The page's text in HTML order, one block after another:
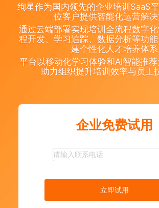
绚星作为国内领先的企业培训SaaS
位客户提供智能化运营解
通过云端部署实现培训全流程数字
程开发、学习追踪、数据分析等功
建个性化人才培养体系
平台以移动化学习体验和AI智能推荐
助力组织提升培训效率与员工
企业免费试用
立即试用